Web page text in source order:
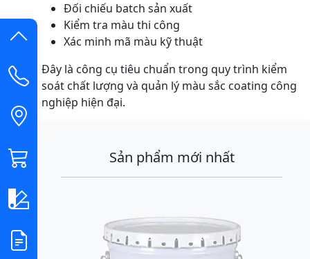
Đối chiếu batch sản xuất
Kiểm tra màu thi công
Xác minh mã màu kỹ thuật
Đây là công cụ tiêu chuẩn trong quy trình kiểm
soát chất lượng và quản lý màu sắc coating công
nghiệp hiện đại.
Sản phẩm mới nhất